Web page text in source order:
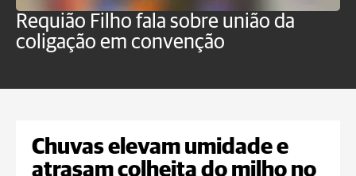
Requião Filho fala sobre união da
coligação em convenção
Chuvas elevam umidade e
atrasam colheita do milho no